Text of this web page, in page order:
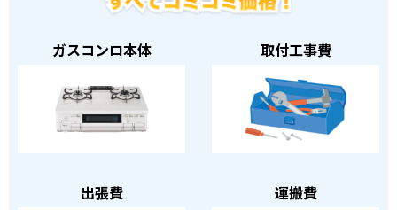
ガスコンロ本体 取付工事費
出張費 運搬費